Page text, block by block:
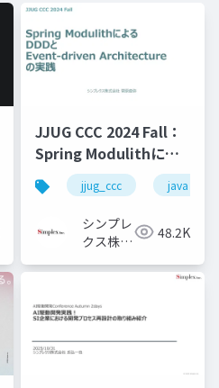
JJUG CCC 2024 Fall：
Spring Modulithによ
るDDDとEvent-driven
Architectureの実践
jjug_ccc java
シンプレ
クス株式
48.2K